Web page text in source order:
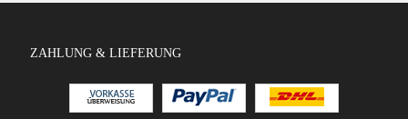
ZAHLUNG & LIEFERUNG